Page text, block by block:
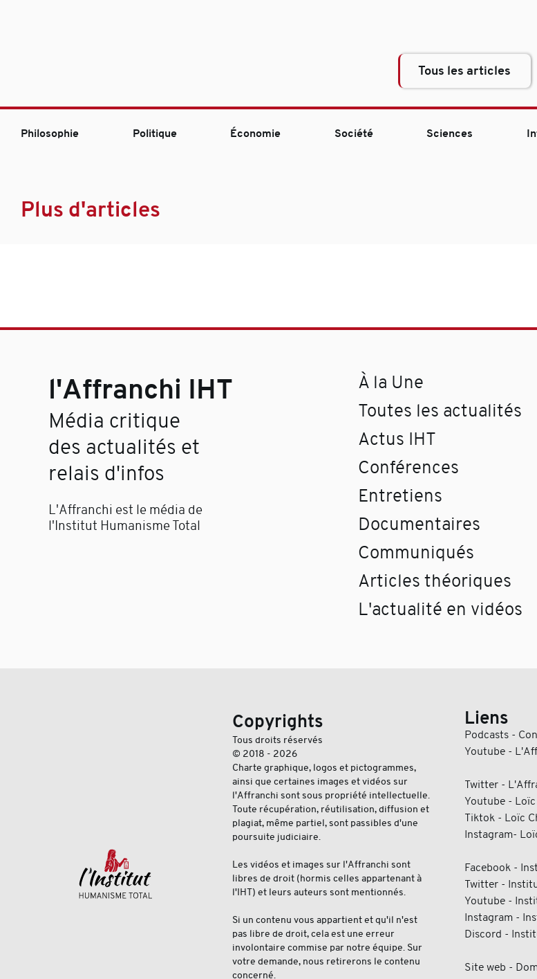
Tous les articles
Philosophie Politique Économie Société Sciences
Plus d'articles
l'Affranchi IHT
Média critique
des actualités et
relais d'infos
L'Affranchi est le média de
l'Institut Humanisme Total
À la Une
Toutes les actualités
Actus IHT
Conférences
Entretiens
Documentaires
Communiqués
Articles théoriques
L'actualité en vidéos
Copyrights
Tous droits réservés
© 2018 - 2026
Charte graphique, logos et pictogrammes,
ainsi que certaines images et vidéos sur
l'Affranchi sont sous propriété intellectuelle.
Toute récupération, réutilisation, diffusion et
plagiat, même partiel, sont passibles d'une
poursuite judiciaire.
Les vidéos et images sur l'Affranchi sont
libres de droit (hormis celles appartenant à
l'IHT) et leurs auteurs sont mentionnés.
Si un contenu vous appartient et qu'il n'est
pas libre de droit, cela est une erreur
involontaire commise par notre équipe. Sur
votre demande, nous retirerons le contenu
concerné.
Liens
Podcasts -
Youtube -
Twitter -
Youtube -
Tiktok - Loïc
Instagram-
Facebook -
Twitter -
Youtube -
Instagram -
Discord -
Site web -